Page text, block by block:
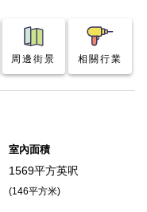
周邊街景 相關行業
室內面積
1569平方英呎
(146平方米)